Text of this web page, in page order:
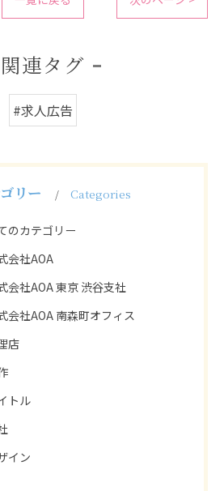
関連タグ
#求人広告
リー Categories
のカテゴリー
会社AOA
会社AOA 東京 渋谷支社
会社AOA 南森町オフィス
店
トル
イン